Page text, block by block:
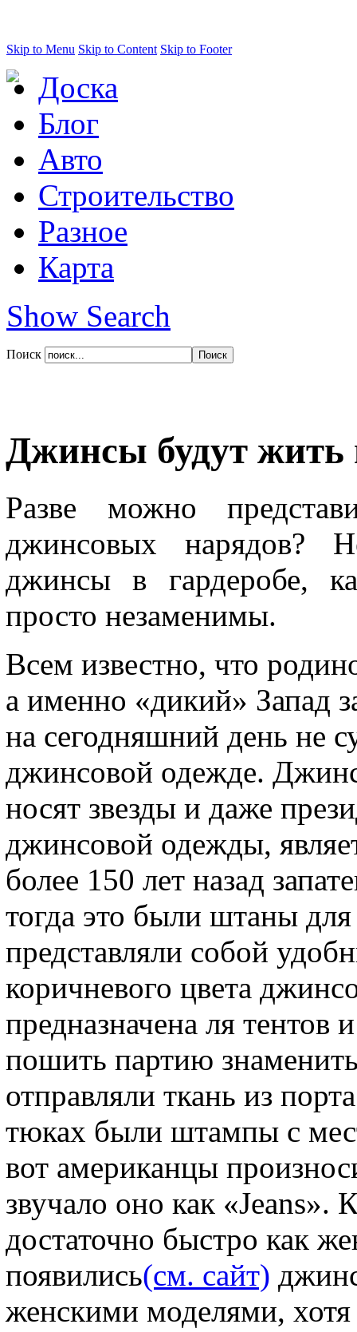
Skip to Menu Skip to Content Skip to Footer
Доска
Блог
Авто
Строительство
Разное
Карта
Show Search
Поиск
Джинсы будут жить
Разве можно
джинсовых нарядов?
джинсы в гардеробе,
просто незаменимы.
Всем известно, что
а именно «дикий» Запад
на сегодняшний день не
джинсовой одежде.
носят звезды и даже
джинсовой одежды,
более 150 лет назад
тогда это были штаны
представляли собой
коричневого цвета
предназначена ля тентов
пошить партию
отправляли ткань из
тюках были штампы с
вот американцы
звучало оно как «Jeans».
достаточно быстро как
появились(см. сайт)
женскими моделями,